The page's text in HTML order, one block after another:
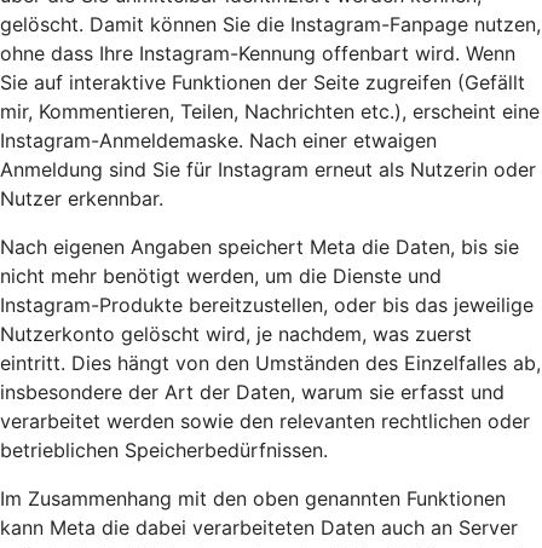
gelöscht. Damit können Sie die Instagram-Fanpage nutzen,
ohne dass Ihre Instagram-Kennung offenbart wird. Wenn
Sie auf interaktive Funktionen der Seite zugreifen (Gefällt
mir, Kommentieren, Teilen, Nachrichten etc.), erscheint eine
Instagram-Anmeldemaske. Nach einer etwaigen
Anmeldung sind Sie für Instagram erneut als Nutzerin oder
Nutzer erkennbar.
Nach eigenen Angaben speichert Meta die Daten, bis sie
nicht mehr benötigt werden, um die Dienste und
Instagram-Produkte bereitzustellen, oder bis das jeweilige
Nutzerkonto gelöscht wird, je nachdem, was zuerst
eintritt. Dies hängt von den Umständen des Einzelfalles ab,
insbesondere der Art der Daten, warum sie erfasst und
verarbeitet werden sowie den relevanten rechtlichen oder
betrieblichen Speicherbedürfnissen.
Im Zusammenhang mit den oben genannten Funktionen
kann Meta die dabei verarbeiteten Daten auch an Server